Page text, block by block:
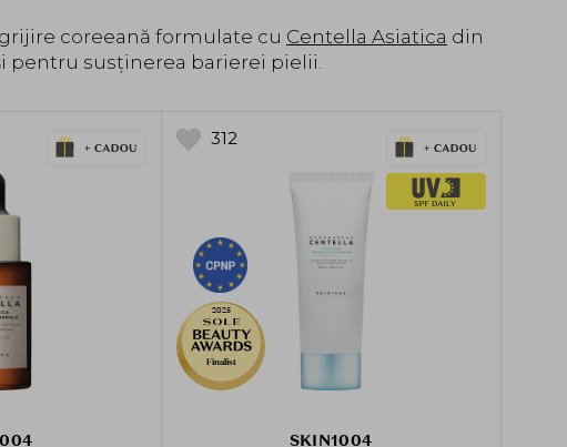
coreeană formulate cu Centella Asiatica din
pentru susținerea barierei pielii.
312
2025
Finalist
SKIN1004